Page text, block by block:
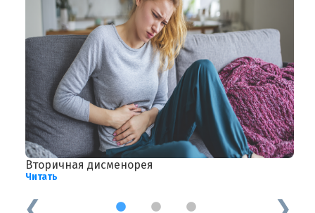
Вторичная дисменорея
Читать
1 2 3